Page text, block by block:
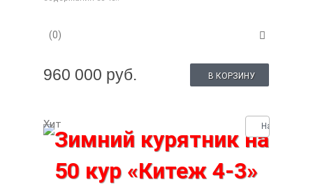
(0)
960 000 руб. В КОРЗИНУ
Хит Нашли